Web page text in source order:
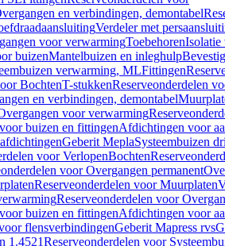
en verbindingen, demontabel
Verdeler met
voor verwarmingToebehorenIsolatie
buizenMantelbuizen en inleghulp
verwarming, MLFittingen
BochtenT-stukkenReserveonderdelen
en verbindingen, demontabel
voor verwarming
buizen en fittingenAfdichtingen voor
Geberit MeplaSysteembuizen
voor VerlopenBochten
voor Overgangen permanent
Reserveonderdelen voor Muurplaten
Reserveonderdelen voor
buizen en fittingenAfdichtingen voor
flensverbindingenGeberit Mapress rvs
1.4521Reserveonderdelen voor